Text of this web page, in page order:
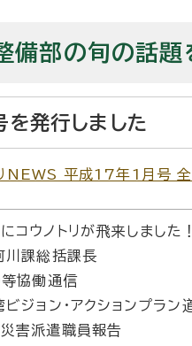
備部の旬の話題
発行しました
NEWS 平成17年1月号
ウノトリが飛来しました！
課総括課長
協働通信
ジョン・アクションプラン
害派遣職員報告